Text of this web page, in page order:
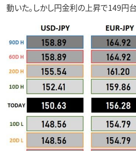
動いた。しかし円金利の上昇で149円